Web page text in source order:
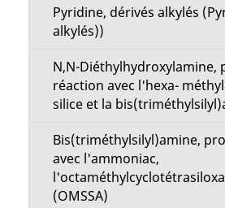
Pyridine, dérivés alkylés
alkylés))
N,N-Diéthylhydroxylamine,
réaction avec l'hexa-
silice et la
Bis(triméthylsilyl)amine,
avec l'ammoniac,
(OMSSA)